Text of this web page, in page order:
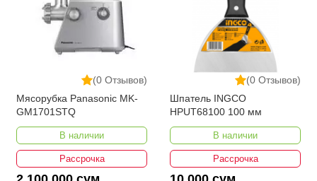
(0 Отзывов)
Мясорубка Panasonic MK-
GM1701STQ
В наличии
Рассрочка
(0 Отзывов)
Шпатель INGCO
HPUT68100 100 мм
В наличии
Рассрочка